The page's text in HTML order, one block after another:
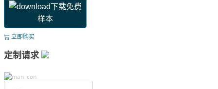
下载免费
样本
立即购买
定制请求